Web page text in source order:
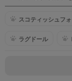
スコティッシュフ
ラグドール